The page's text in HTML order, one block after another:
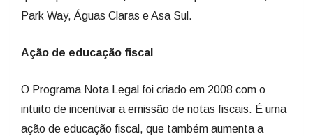
Park Way, Águas Claras e Asa Sul.
Ação de educação fiscal
O Programa Nota Legal foi criado em 2008 com o
intuito de incentivar a emissão de notas fiscais. É uma
ação de educação fiscal, que também aumenta a